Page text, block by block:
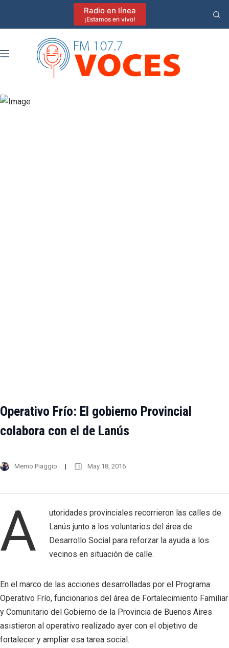
Radio en línea
¡Estamos en vivo!
Operativo Frío: El gobierno Provincial
colabora con el de Lanús
Memo Piaggio May 18, 2016
A
utoridades provinciales recorrieron las calles de
Lanús junto a los voluntarios del área de
Desarrollo Social para reforzar la ayuda a los
vecinos en situación de calle.
En el marco de las acciones desarrolladas por el Programa
Operativo Frío, funcionarios del área de Fortalecimiento Familiar
y Comunitario del Gobierno de la Provincia de Buenos Aires
asistieron al operativo realizado ayer con el objetivo de
fortalecer y ampliar esa tarea social.